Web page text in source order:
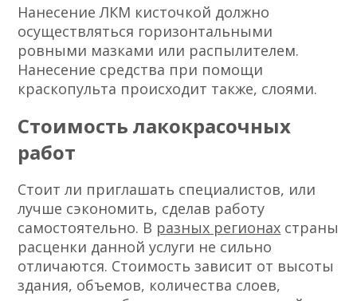
Нанесение ЛКМ кисточкой должно
осуществляться горизонтальными
ровными мазками или распылителем.
Нанесение средства при помощи
краскопульта происходит также, слоями.
Стоимость лакокрасочных
работ
Стоит ли приглашать специалистов, или
лучше сэкономить, сделав работу
самостоятельно. В разных регионах страны
расценки данной услуги не сильно
отличаются. Стоимость зависит от высоты
здания, объемов, количества слоев,